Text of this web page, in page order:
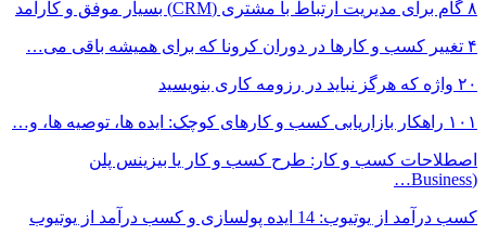
۸ گام برای مدیریت ارتباط با مشتری (CRM) بسیار موفق و کارامد
۴ تغییر کسب و کارها در دوران کرونا که برای همیشه باقی می…
۲۰ واژه که هرگز نباید در رزومه کاری بنویسید
۱۰۱ راهکار بازاریابی کسب و کارهای کوچک: ایده ها، توصیه ها، و…
اصطلاحات کسب و کار: طرح کسب و کار یا بیزینس پلن
(Business…
کسب درآمد از یوتیوب: 14 ایده پولسازی و کسب درآمد از یوتیوب